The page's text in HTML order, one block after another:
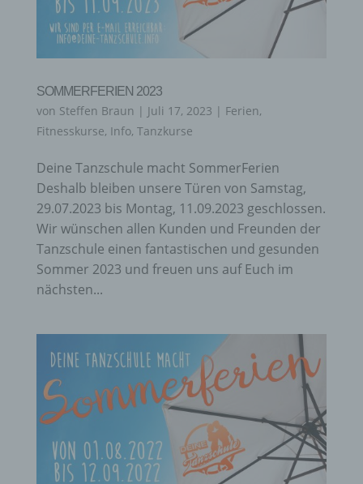
SOMMERFERIEN 2023
von Steffen Braun | Juli 17, 2023 | Ferien,
Fitnesskurse, Info, Tanzkurse
Deine Tanzschule macht SommerFerien
Deshalb bleiben unsere Türen von Samstag,
29.07.2023 bis Montag, 11.09.2023 geschlossen.
Wir wünschen allen Kunden und Freunden der
Tanzschule einen fantastischen und gesunden
Sommer 2023 und freuen uns auf Euch im
nächsten...